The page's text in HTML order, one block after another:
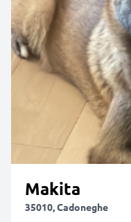
Makita
35010, Cadoneghe